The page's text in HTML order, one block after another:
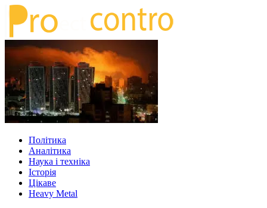
Політика
Аналітика
Наука і техніка
Історія
Цікаве
Heavy Metal